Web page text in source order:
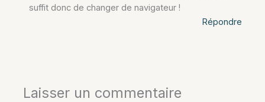
suffit donc de changer de navigateur !
Répondre
Laisser un commentaire